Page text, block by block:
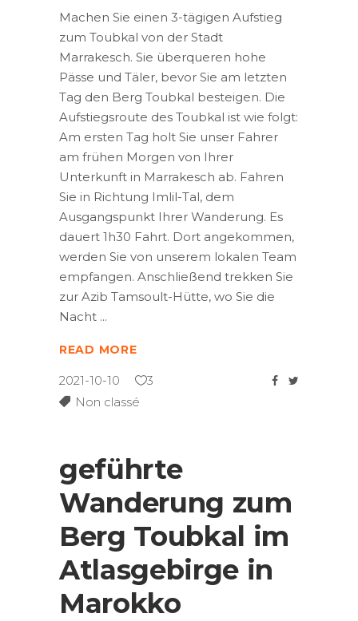
Machen Sie einen 3-tägigen Aufstieg
zum Toubkal von der Stadt
Marrakesch. Sie überqueren hohe
Pässe und Täler, bevor Sie am letzten
Tag den Berg Toubkal besteigen. Die
Aufstiegsroute des Toubkal ist wie folgt:
Am ersten Tag holt Sie unser Fahrer
am frühen Morgen von Ihrer
Unterkunft in Marrakesch ab. Fahren
Sie in Richtung Imlil-Tal, dem
Ausgangspunkt Ihrer Wanderung. Es
dauert 1h30 Fahrt. Dort angekommen,
werden Sie von unserem lokalen Team
empfangen. Anschließend trekken Sie
zur Azib Tamsoult-Hütte, wo Sie die
Nacht
READ MORE
2021-10-10
3
Non classé
geführte
Wanderung zum
Berg Toubkal im
Atlasgebirge in
Marokko